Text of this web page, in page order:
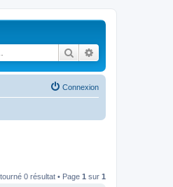
Rechercher
Connexion
0 résultat • Page 1 sur 1